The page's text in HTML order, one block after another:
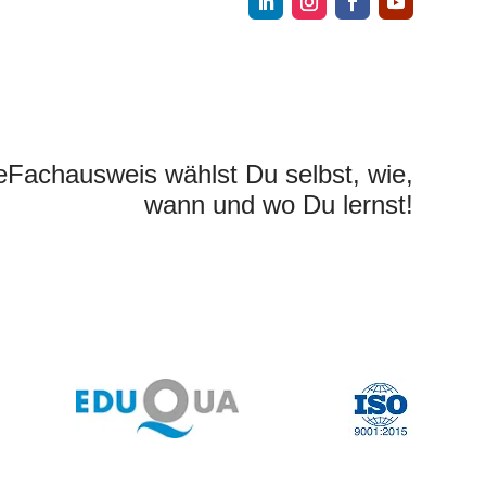
wählst Du selbst, wie,
wann und wo Du lernst!